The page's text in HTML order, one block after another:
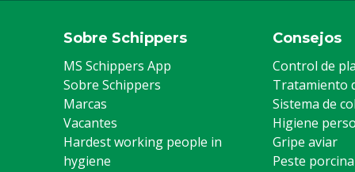
Sobre Schippers
MS Schippers App
Sobre Schippers
Marcas
Vacantes
Hardest working people in
hygiene
Consejos
Control de
Tratamiento
Sistema de
Higiene
Gripe aviar
Peste